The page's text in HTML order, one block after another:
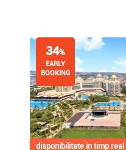
disponibilitate in timp real
34%
EARLY
BOOKING